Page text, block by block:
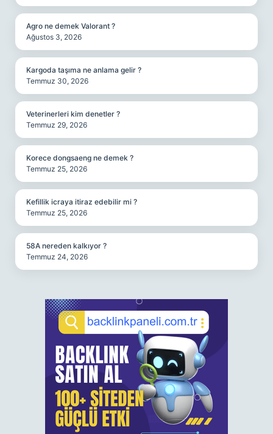
Agro ne demek Valorant ?
Ağustos 3, 2026
Kargoda taşıma ne anlama gelir ?
Temmuz 30, 2026
Veterinerleri kim denetler ?
Temmuz 29, 2026
Korece dongsaeng ne demek ?
Temmuz 25, 2026
Kefillik icraya itiraz edebilir mi ?
Temmuz 25, 2026
58A nereden kalkıyor ?
Temmuz 24, 2026